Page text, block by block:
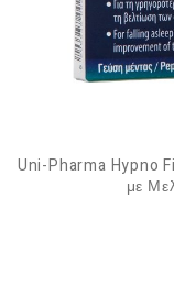
Uni-Pharma Hypno
με